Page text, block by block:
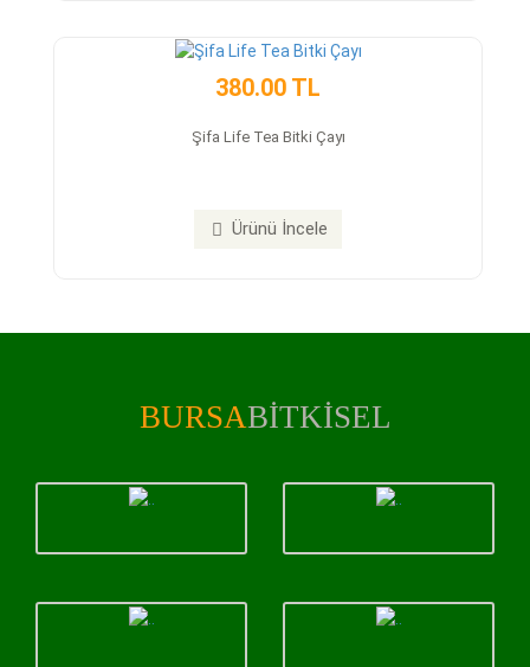
380.00 TL
Şifa Life Tea Bitki Çayı
Ürünü İncele
BURSABITKISEL